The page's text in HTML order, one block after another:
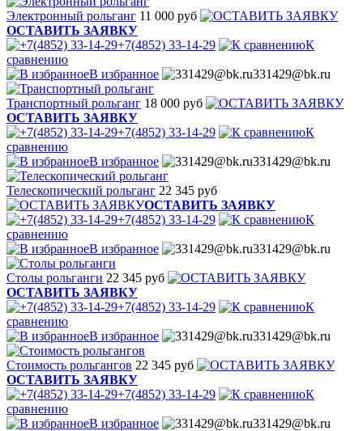
Электронный рольганг 11 000 руб
ОСТАВИТЬ ЗАЯВКУ
+7(4852) 33-14-29
К
сравнению
В избранное
331429@bk.ru
Транспортный рольганг 18 000 руб
ОСТАВИТЬ ЗАЯВКУ
+7(4852) 33-14-29
К
сравнению
В избранное
331429@bk.ru
Телескопический рольганг 22 345 руб
ОСТАВИТЬ ЗАЯВКУ
+7(4852) 33-14-29
К
сравнению
В избранное
331429@bk.ru
Столы рольганги 22 345 руб
ОСТАВИТЬ ЗАЯВКУ
+7(4852) 33-14-29
К
сравнению
В избранное
331429@bk.ru
Стоимость рольгангов 22 345 руб
ОСТАВИТЬ ЗАЯВКУ
+7(4852) 33-14-29
К
сравнению
В избранное
331429@bk.ru